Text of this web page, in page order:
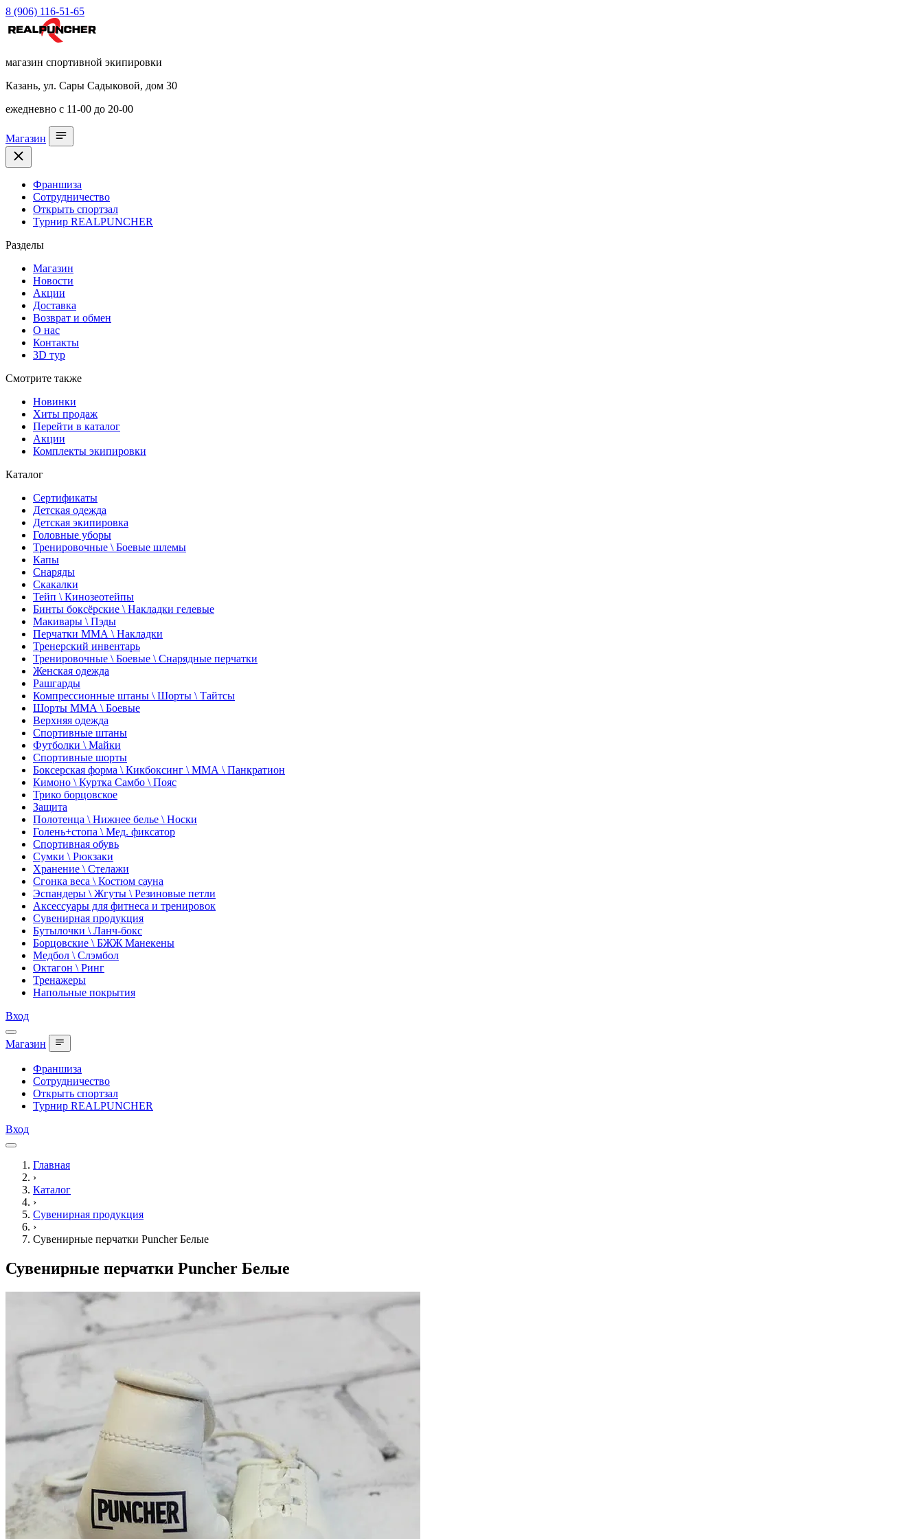
8 (906) 116-51-65
магазин спортивной экипировки
Казань, ул. Сары Садыковой, дом 30
ежедневно с 11-00 до 20-00
Магазин
Франшиза
Сотрудничество
Открыть спортзал
Турнир REALPUNCHER
Разделы
Магазин
Новости
Акции
Доставка
Возврат и обмен
О нас
Контакты
3D тур
Смотрите также
Новинки
Хиты продаж
Перейти в каталог
Акции
Комплекты экипировки
Каталог
Сертификаты
Детская одежда
Детская экипировка
Головные уборы
Тренировочные \ Боевые шлемы
Капы
Снаряды
Скакалки
Тейп \ Кинозеотейпы
Бинты боксёрские \ Накладки гелевые
Макивары \ Пэды
Перчатки ММА \ Накладки
Тренерский инвентарь
Тренировочные \ Боевые \ Снарядные перчатки
Женская одежда
Рашгарды
Компрессионные штаны \ Шорты \ Тайтсы
Шорты ММА \ Боевые
Верхняя одежда
Спортивные штаны
Футболки \ Майки
Спортивные шорты
Боксерская форма \ Кикбоксинг \ ММА \ Панкратион
Кимоно \ Куртка Самбо \ Пояс
Трико борцовское
Защита
Полотенца \ Нижнее белье \ Носки
Голень+стопа \ Мед. фиксатор
Спортивная обувь
Сумки \ Рюкзаки
Хранение \ Стелажи
Сгонка веса \ Костюм сауна
Эспандеры \ Жгуты \ Резиновые петли
Аксессуары для фитнеса и тренировок
Сувенирная продукция
Бутылочки \ Ланч-бокс
Борцовские \ БЖЖ Манекены
Медбол \ Слэмбол
Октагон \ Ринг
Тренажеры
Напольные покрытия
Вход
Магазин
Франшиза
Сотрудничество
Открыть спортзал
Турнир REALPUNCHER
Вход
Главная
›
Каталог
›
Сувенирная продукция
›
Сувенирные перчатки Puncher Белые
Сувенирные перчатки Puncher Белые